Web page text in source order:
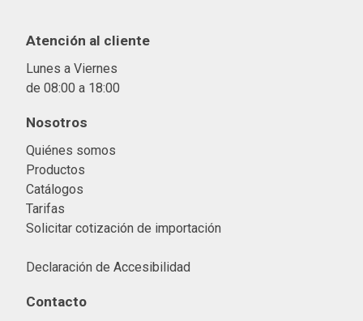
Atención al cliente
Lunes a Viernes
de 08:00 a 18:00
Nosotros
Quiénes somos
Productos
Catálogos
Tarifas
Solicitar cotización de importación
Declaración de Accesibilidad
Contacto